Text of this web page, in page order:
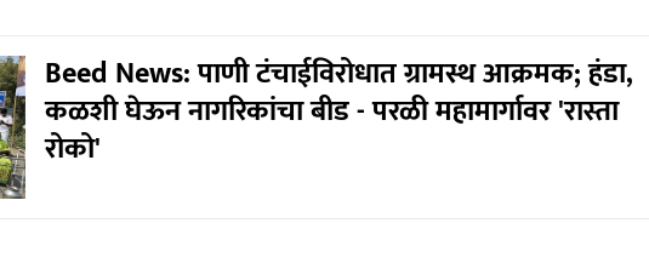
Beed News: पाणी टंचाईविरोधात ग्रामस्थ आक्रमक; हंडा,
कळशी घेऊन नागरिकांचा बीड - परळी महामार्गावर 'रास्ता
रोको'